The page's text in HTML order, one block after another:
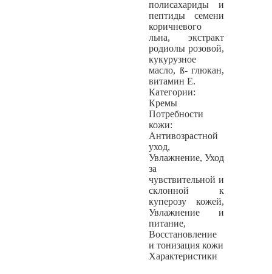
полисахариды и
пептиды семени
коричневого
льна, экстракт
родиолы розовой,
кукурузное
масло, ß- глюкан,
витамин Е.
Категории:
Кремы
Потребности
кожи:
Антивозрастной
уход,
Увлажнение, Уход
за
чувствительной и
склонной к
куперозу кожей,
Увлажнение и
питание,
Восстановление
и тонизация кожи
Характеристики